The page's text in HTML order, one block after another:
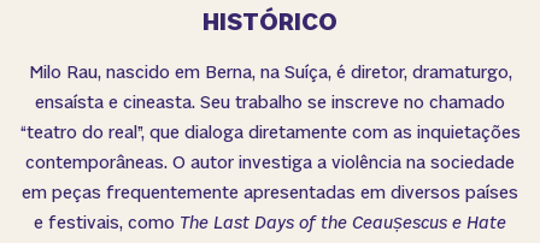
HISTÓRICO
Milo Rau, nascido em Berna, na Suíça, é diretor, dramaturgo,
ensaísta e cineasta. Seu trabalho se inscreve no chamado
“teatro do real”, que dialoga diretamente com as inquietações
contemporâneas. O autor investiga a violência na sociedade
em peças frequentemente apresentadas em diversos países
e festivais, como The Last Days of the Ceaușescus e Hate